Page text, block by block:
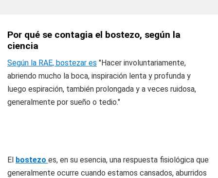
Por qué se contagia el bostezo, según la
ciencia
Según la RAE, bostezar es "Hacer involuntariamente,
abriendo mucho la boca, inspiración lenta y profunda y
luego espiración, también prolongada y a veces ruidosa,
generalmente por sueño o tedio."
El bostezo es, en su esencia, una respuesta fisiológica que
generalmente ocurre cuando estamos cansados, aburridos